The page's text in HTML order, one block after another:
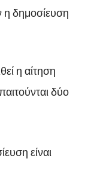
η δημοσίευση
η αίτηση
δύο
είναι